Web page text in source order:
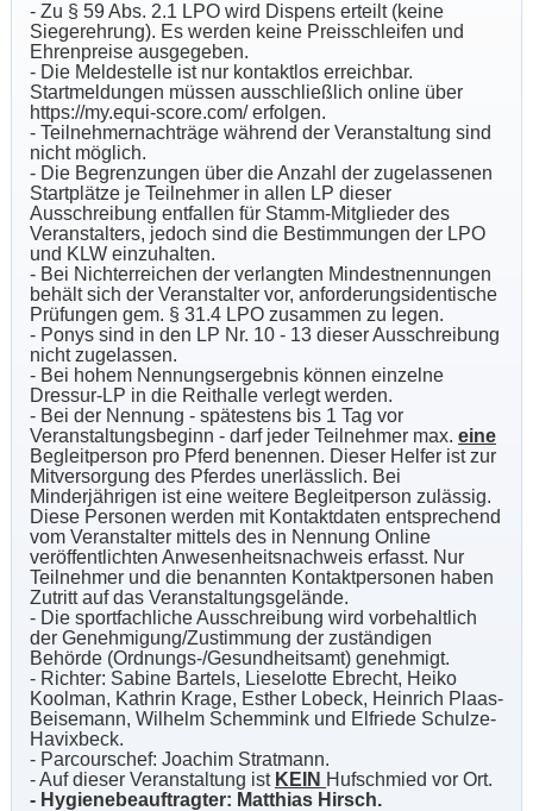
- Zu § 59 Abs. 2.1 LPO wird Dispens erteilt (keine
Siegerehrung). Es werden keine Preisschleifen und
Ehrenpreise ausgegeben.
- Die Meldestelle ist nur kontaktlos erreichbar.
Startmeldungen müssen ausschließlich online über
https://my.equi-score.com/ erfolgen.
- Teilnehmernachträge während der Veranstaltung sind
nicht möglich.
- Die Begrenzungen über die Anzahl der zugelassenen
Startplätze je Teilnehmer in allen LP dieser
Ausschreibung entfallen für Stamm-Mitglieder des
Veranstalters, jedoch sind die Bestimmungen der LPO
und KLW einzuhalten.
- Bei Nichterreichen der verlangten Mindestnennungen
behält sich der Veranstalter vor, anforderungsidentische
Prüfungen gem. § 31.4 LPO zusammen zu legen.
- Ponys sind in den LP Nr. 10 - 13 dieser Ausschreibung
nicht zugelassen.
- Bei hohem Nennungsergebnis können einzelne
Dressur-LP in die Reithalle verlegt werden.
- Bei der Nennung - spätestens bis 1 Tag vor
Veranstaltungsbeginn - darf jeder Teilnehmer max. eine
Begleitperson pro Pferd benennen. Dieser Helfer ist zur
Mitversorgung des Pferdes unerlässlich. Bei
Minderjährigen ist eine weitere Begleitperson zulässig.
Diese Personen werden mit Kontaktdaten entsprechend
vom Veranstalter mittels des in Nennung Online
veröffentlichten Anwesenheitsnachweis erfasst. Nur
Teilnehmer und die benannten Kontaktpersonen haben
Zutritt auf das Veranstaltungsgelände.
- Die sportfachliche Ausschreibung wird vorbehaltlich
der Genehmigung/Zustimmung der zuständigen
Behörde (Ordnungs-/Gesundheitsamt) genehmigt.
- Richter: Sabine Bartels, Lieselotte Ebrecht, Heiko
Koolman, Kathrin Krage, Esther Lobeck, Heinrich Plaas-
Beisemann, Wilhelm Schemmink und Elfriede Schulze-
Havixbeck.
- Parcourschef: Joachim Stratmann.
- Auf dieser Veranstaltung ist KEIN Hufschmied vor Ort.
- Hygienebeauftragter: Matthias Hirsch.